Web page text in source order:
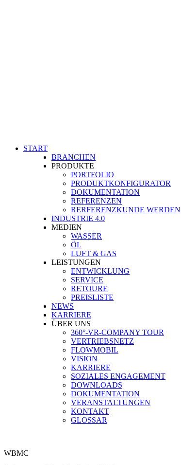
START
BRANCHEN
PRODUKTE
PORTFOLIO
PRODUKTKONFIGURATOR
DOKUMENTATION
REFERENZEN
RERFERENZKUNDE WERDEN
INDUSTRIE 4.0
MEDIEN
WASSER
ÖL
LUFT & GAS
LEISTUNGEN
ENTWICKLUNG
SERVICE
RETOURE
PREISLISTE
NEWS
KARRIERE
ÜBER UNS
360°-VR-COMPANY TOUR
VERTRIEBSNETZ
FLOWMOBIL
VISION
KARRIERE
SOZIALES ENGAGEMENT
DOWNLOADS
DOKUMENTATION
VERANSTALTUNGEN
KONTAKT
GLOSSAR
WBMC